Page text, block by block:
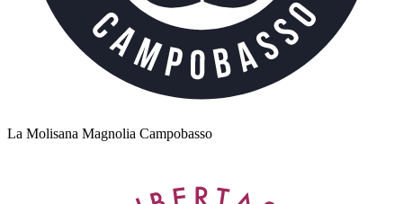
La Molisana Magnolia Campobasso